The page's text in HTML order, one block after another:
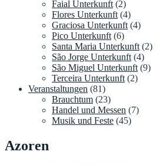
Faial Unterkunft (2)
Flores Unterkunft (4)
Graciosa Unterkunft (4)
Pico Unterkunft (6)
Santa Maria Unterkunft (2)
São Jorge Unterkunft (4)
São Miguel Unterkunft (9)
Terceira Unterkunft (2)
Veranstaltungen (81)
Brauchtum (23)
Handel und Messen (7)
Musik und Feste (45)
Azoren